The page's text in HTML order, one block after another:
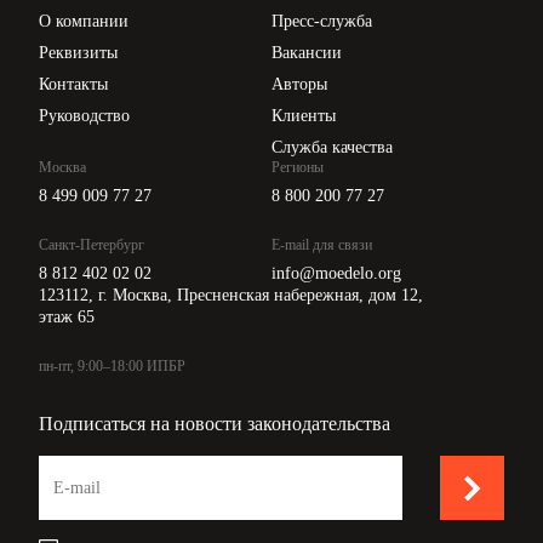
О компании
Реквизиты
Контакты
Руководство
Пресс-служба
Вакансии
Авторы
Клиенты
Служба качества
Москва
8 499 009 77 27
Санкт-Петербург
8 812 402 02 02
Регионы
8 800 200 77 27
E-mail для связи
info@moedelo.org
123112, г. Москва, Пресненская набережная, дом 12,
этаж 65
пн-пт, 9:00–18:00 ИПБР
Подписаться на новости законодательства